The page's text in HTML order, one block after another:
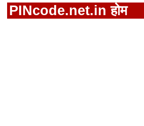
PINcode.net.in होम